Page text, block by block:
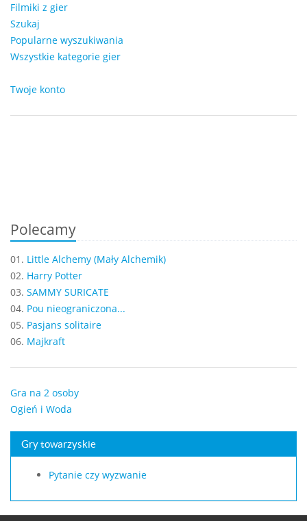
Filmiki z gier
Szukaj
Popularne wyszukiwania
Wszystkie kategorie gier
Twoje konto
Polecamy
01. Little Alchemy (Mały Alchemik)
02. Harry Potter
03. SAMMY SURICATE
04. Pou nieograniczona...
05. Pasjans solitaire
06. Majkraft
Gra na 2 osoby
Ogień i Woda
Gry towarzyskie
Pytanie czy wyzwanie